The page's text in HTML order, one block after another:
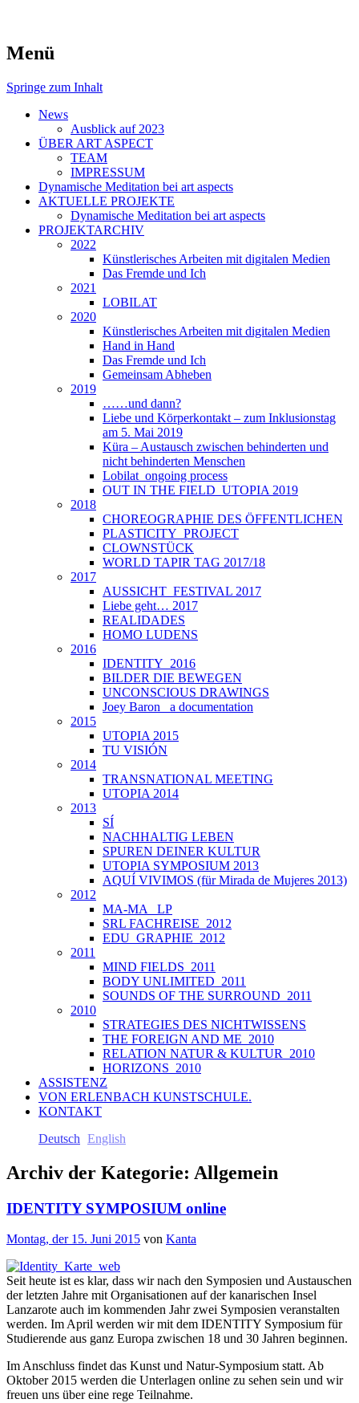
art aspects
art
Menü
Springe zum Inhalt
News
Ausblick auf 2023
ÜBER ART ASPECT
TEAM
IMPRESSUM
Dynamische Meditation bei art aspects
AKTUELLE PROJEKTE
Dynamische Meditation bei art aspects
PROJEKTARCHIV
2022
Künstlerisches Arbeiten mit digitalen Medien
Das Fremde und Ich
2021
LOBILAT
2020
Künstlerisches Arbeiten mit digitalen Medien
Hand in Hand
Das Fremde und Ich
Gemeinsam Abheben
2019
……und dann?
Liebe und Körperkontakt – zum Inklusionstag
am 5. Mai 2019
Küra – Austausch zwischen behinderten und
nicht behinderten Menschen
Lobilat_ongoing process
OUT IN THE FIELD_UTOPIA 2019
2018
CHOREOGRAPHIE DES ÖFFENTLICHEN
PLASTICITY_PROJECT
CLOWNSTÜCK
WORLD TAPIR TAG 2017/18
2017
AUSSICHT_FESTIVAL 2017
Liebe geht… 2017
REALIDADES
HOMO LUDENS
2016
IDENTITY_2016
BILDER DIE BEWEGEN
UNCONSCIOUS DRAWINGS
Joey Baron_ a documentation
2015
UTOPIA 2015
TU VISIÓN
2014
TRANSNATIONAL MEETING
UTOPIA 2014
2013
SÍ
NACHHALTIG LEBEN
SPUREN DEINER KULTUR
UTOPIA SYMPOSIUM 2013
AQUÍ VIVIMOS (für Mirada de Mujeres 2013)
2012
MA-MA _LP
SRL FACHREISE_2012
EDU_GRAPHIE_2012
2011
MIND FIELDS_2011
BODY UNLIMITED_2011
SOUNDS OF THE SURROUND_2011
2010
STRATEGIES DES NICHTWISSENS
THE FOREIGN AND ME_2010
RELATION NATUR & KULTUR_2010
HORIZONS_2010
ASSISTENZ
VON ERLENBACH KUNSTSCHULE.
KONTAKT
Deutsch English
Archiv der Kategorie: Allgemein
IDENTITY SYMPOSIUM online
Montag, der 15. Juni 2015 von Kanta
Seit heute ist es klar, dass wir nach den Symposien und Austauschen
der letzten Jahre mit Organisationen auf der kanarischen Insel
Lanzarote auch im kommenden Jahr zwei Symposien veranstalten
werden. Im April werden wir mit dem IDENTITY Symposium für
Studierende aus ganz Europa zwischen 18 und 30 Jahren beginnen.
Im Anschluss findet das Kunst und Natur-Symposium statt. Ab
Oktober 2015 werden die Unterlagen online zu sehen sein und wir
freuen uns über eine rege Teilnahme.